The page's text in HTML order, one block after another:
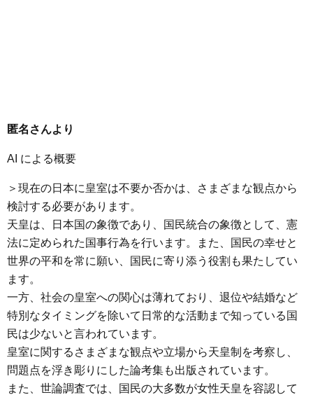
匿名さんより
AI による概要
＞現在の日本に皇室は不要か否かは、さまざまな観点から
検討する必要があります。
天皇は、日本国の象徴であり、国民統合の象徴として、憲
法に定められた国事行為を行います。また、国民の幸せと
世界の平和を常に願い、国民に寄り添う役割も果たしてい
ます。
一方、社会の皇室への関心は薄れており、退位や結婚など
特別なタイミングを除いて日常的な活動まで知っている国
民は少ないと言われています。
皇室に関するさまざまな観点や立場から天皇制を考察し、
問題点を浮き彫りにした論考集も出版されています。
また、世論調査では、国民の大多数が女性天皇を容認して